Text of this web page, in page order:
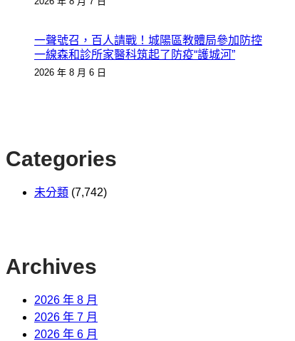
一聲號召，百人請戰！城陽區教體局參加防控
一線森和診所家醫科筑起了防疫“護城河”
2026 年 8 月 6 日
Categories
未分類 (7,742)
Archives
2026 年 8 月
2026 年 7 月
2026 年 6 月